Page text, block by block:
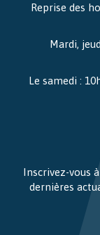
Reprise des
Mardi,
Le samedi :
Inscrivez-vous
dernières